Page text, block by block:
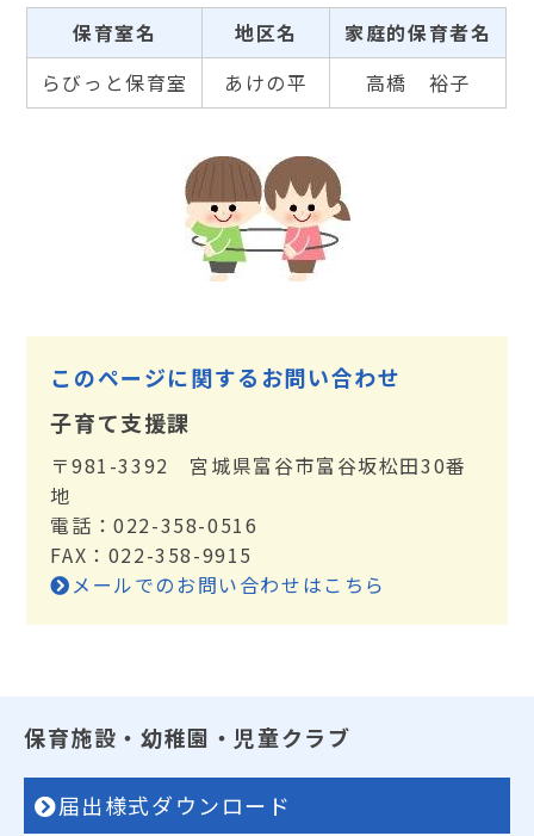
保育室名 地区名
家庭的保育者名
らびっと保育室
あけの平 高橋 裕子
このページに関するお問い合わせ
子育て支援課
〒981-3392 宮城県富谷市富谷坂松田30番
地
電話：022-358-0516
FAX：022-358-9915
メールでのお問い合わせはこちら
保育施設・幼稚園・児童クラブ
届出様式ダウンロード